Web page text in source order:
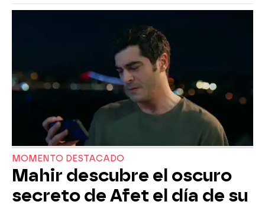
MOMENTO DESTACADO
Mahir descubre el oscuro
secreto de Afet el día de su